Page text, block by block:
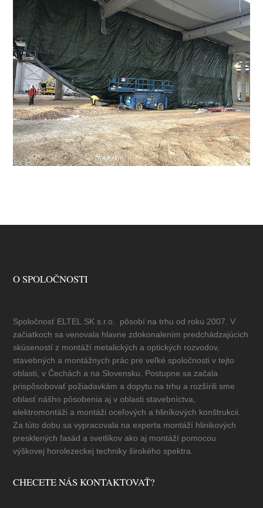
O SPOLOČNOSTI
Spoločnosť ELTEL.SK s.r.o. pôsobí na trhu od roku 2007. V
začiatkoch sa venovala hlavne zdokonalením predchádzajúcich
skúseností z montáží metalických a optických rozvodov,
stavebných a montážnych prác pre veľké spoločnosti v tejto
oblasti, v Čechách a na Slovensku. Postupne sa začala
prispôsobovať požiadavkám a dopytu na trhu a rozšírili sme
oblasť nášho pôsobenia aj v oblasti stavebníctva,
elektromontáži a montáži oceľových a hliníkových konštrukcii.
Za túto dobu sa vypracovala na experta montáží hlinikových
presklených fasád a svetlíkov ako aj montáží pomocou
výškovej horolezeckej techniky širokého spektra.
CHECETE NÁS KONTAKTOVAŤ?